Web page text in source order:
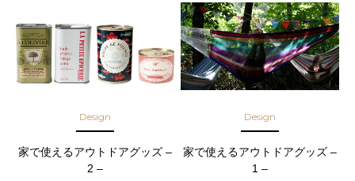
Design
家で使えるアウトドアグッズ –
2 –
Design
家で使えるアウトドアグッズ –
1 –